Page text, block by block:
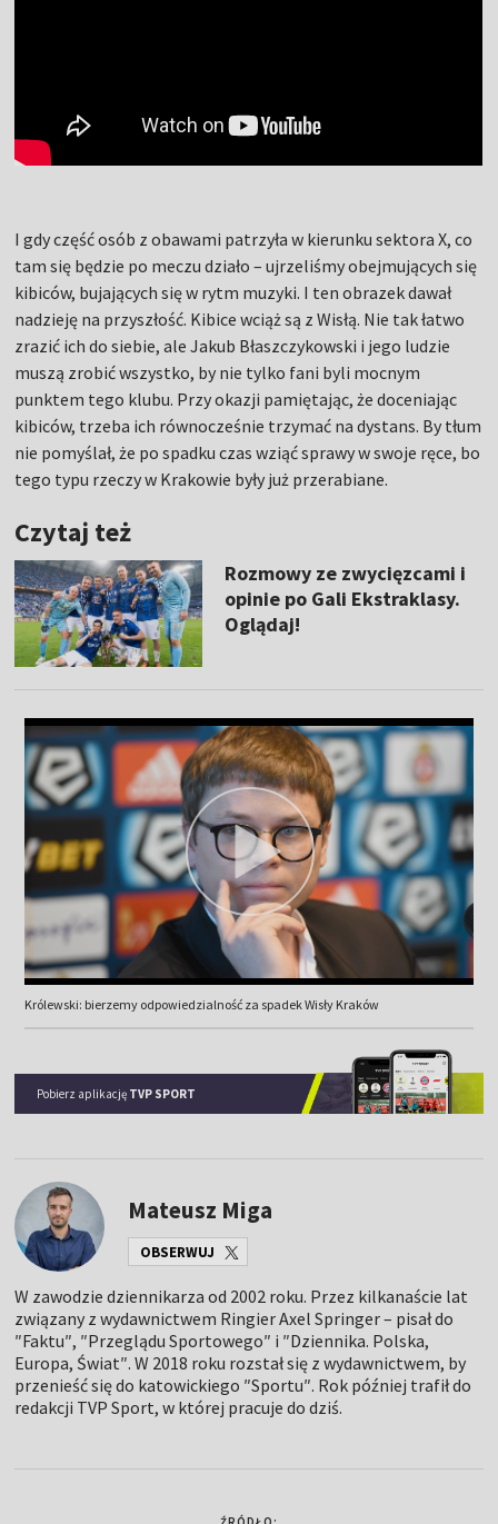
I gdy część osób z obawami patrzyła w kierunku sektora X, co
tam się będzie po meczu działo – ujrzeliśmy obejmujących się
kibiców, bujających się w rytm muzyki. I ten obrazek dawał
nadzieję na przyszłość. Kibice wciąż są z Wisłą. Nie tak łatwo
zrazić ich do siebie, ale Jakub Błaszczykowski i jego ludzie
muszą zrobić wszystko, by nie tylko fani byli mocnym
punktem tego klubu. Przy okazji pamiętając, że doceniając
kibiców, trzeba ich równocześnie trzymać na dystans. By tłum
nie pomyślał, że po spadku czas wziąć sprawy w swoje ręce, bo
tego typu rzeczy w Krakowie były już przerabiane.
Czytaj też
Rozmowy ze zwycięzcami i
opinie po Gali Ekstraklasy.
Oglądaj!
Królewski: bierzemy odpowiedzialność za spadek Wisły Kraków
Pobierz aplikację TVP SPORT
Mateusz Miga
OBSERWUJ
W zawodzie dziennikarza od 2002 roku. Przez kilkanaście lat
związany z wydawnictwem Ringier Axel Springer – pisał do
″Faktu″, ″Przeglądu Sportowego″ i ″Dziennika. Polska,
Europa, Świat″. W 2018 roku rozstał się z wydawnictwem, by
przenieść się do katowickiego ″Sportu″. Rok później trafił do
redakcji TVP Sport, w której pracuje do dziś.